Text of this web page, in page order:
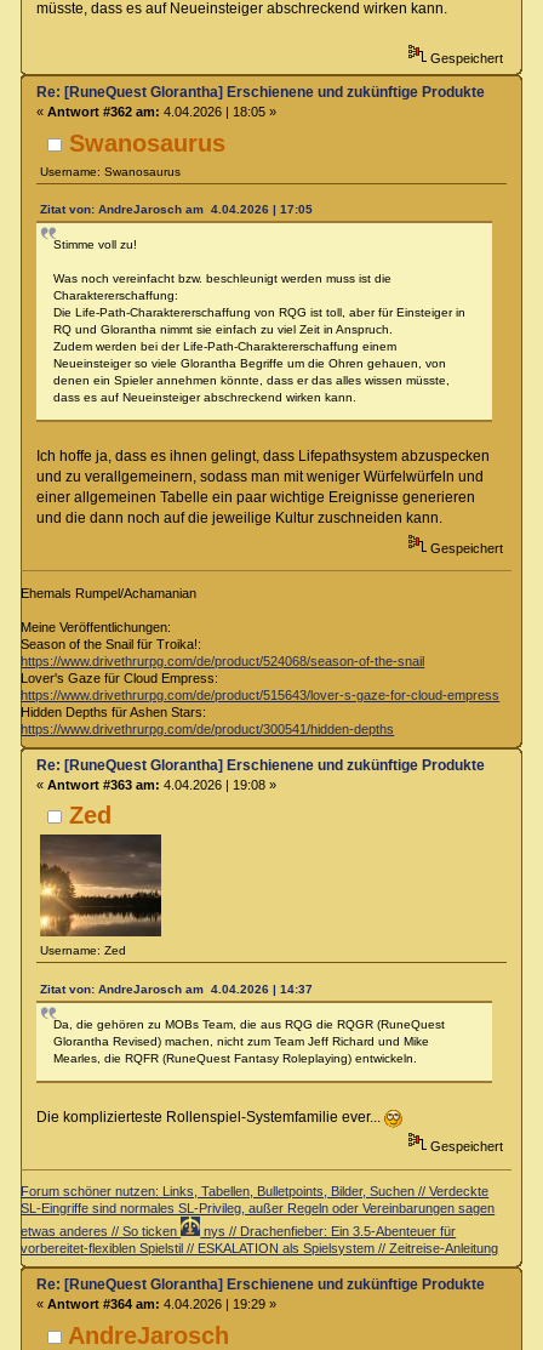
müsste, dass es auf Neueinsteiger abschreckend wirken kann.
Gespeichert
Swanosaurus
Username: Swanosaurus
Re: [RuneQuest Glorantha] Erschienene und zukünftige Produkte
« Antwort #362 am: 4.04.2026 | 18:05 »
Zitat von: AndreJarosch am 4.04.2026 | 17:05
Stimme voll zu!
Was noch vereinfacht bzw. beschleunigt werden muss ist die
Charaktererschaffung:
Die Life-Path-Charaktererschaffung von RQG ist toll, aber für Einsteiger in
RQ und Glorantha nimmt sie einfach zu viel Zeit in Anspruch.
Zudem werden bei der Life-Path-Charaktererschaffung einem
Neueinsteiger so viele Glorantha Begriffe um die Ohren gehauen, von
denen ein Spieler annehmen könnte, dass er das alles wissen müsste,
dass es auf Neueinsteiger abschreckend wirken kann.
Ich hoffe ja, dass es ihnen gelingt, dass Lifepathsystem abzuspecken
und zu verallgemeinern, sodass man mit weniger Würfelwürfeln und
einer allgemeinen Tabelle ein paar wichtige Ereignisse generieren
und die dann noch auf die jeweilige Kultur zuschneiden kann.
Gespeichert
Ehemals Rumpel/Achamanian
Meine Veröffentlichungen:
Season of the Snail für Troika!:
https://www.drivethrurpg.com/de/product/524068/season-of-the-snail
Lover's Gaze für Cloud Empress:
https://www.drivethrurpg.com/de/product/515643/lover-s-gaze-for-cloud-empress
Hidden Depths für Ashen Stars:
https://www.drivethrurpg.com/de/product/300541/hidden-depths
Zed
Username: Zed
Re: [RuneQuest Glorantha] Erschienene und zukünftige Produkte
« Antwort #363 am: 4.04.2026 | 19:08 »
Zitat von: AndreJarosch am 4.04.2026 | 14:37
Da, die gehören zu MOBs Team, die aus RQG die RQGR (RuneQuest
Glorantha Revised) machen, nicht zum Team Jeff Richard und Mike
Mearles, die RQFR (RuneQuest Fantasy Roleplaying) entwickeln.
Die komplizierteste Rollenspiel-Systemfamilie ever...
Gespeichert
Forum schöner nutzen: Links, Tabellen, Bulletpoints, Bilder, Suchen // Verdeckte
SL-Eingriffe sind normales SL-Privileg, außer Regeln oder Vereinbarungen sagen
etwas anderes // So ticken
nys // Drachenfieber: Ein 3.5-Abenteuer für
vorbereitet-flexiblen Spielstil // ESKALATION als Spielsystem // Zeitreise-Anleitung
AndreJarosch
Re: [RuneQuest Glorantha] Erschienene und zukünftige Produkte
« Antwort #364 am: 4.04.2026 | 19:29 »